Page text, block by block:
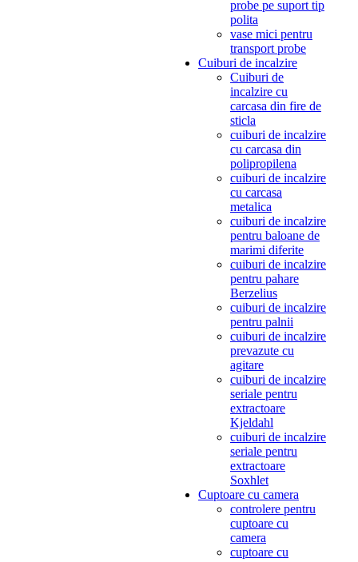
probe pe suport tip
polita
vase mici pentru
transport probe
Cuiburi de incalzire
Cuiburi de
incalzire cu
carcasa din fire de
sticla
cuiburi de incalzire
cu carcasa din
polipropilena
cuiburi de incalzire
cu carcasa
metalica
cuiburi de incalzire
pentru baloane de
marimi diferite
cuiburi de incalzire
pentru pahare
Berzelius
cuiburi de incalzire
pentru palnii
cuiburi de incalzire
prevazute cu
agitare
cuiburi de incalzire
seriale pentru
extractoare
Kjeldahl
cuiburi de incalzire
seriale pentru
extractoare
Soxhlet
Cuptoare cu camera
controlere pentru
cuptoare cu
camera
cuptoare cu